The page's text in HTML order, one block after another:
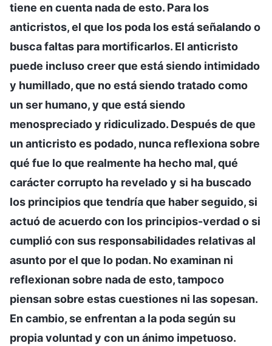
tiene en cuenta nada de esto. Para los
anticristos, el que los poda los está señalando o
busca faltas para mortificarlos. El anticristo
puede incluso creer que está siendo intimidado
y humillado, que no está siendo tratado como
un ser humano, y que está siendo
menospreciado y ridiculizado. Después de que
un anticristo es podado, nunca reflexiona sobre
qué fue lo que realmente ha hecho mal, qué
carácter corrupto ha revelado y si ha buscado
los principios que tendría que haber seguido, si
actuó de acuerdo con los principios-verdad o si
cumplió con sus responsabilidades relativas al
asunto por el que lo podan. No examinan ni
reflexionan sobre nada de esto, tampoco
piensan sobre estas cuestiones ni las sopesan.
En cambio, se enfrentan a la poda según su
propia voluntad y con un ánimo impetuoso.